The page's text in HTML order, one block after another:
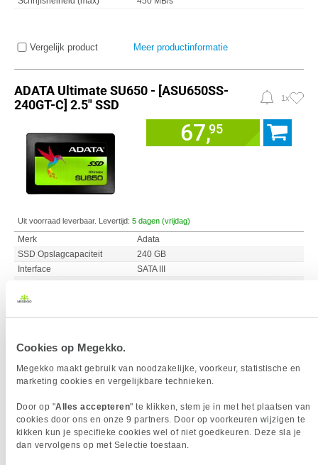
Cookies op Megekko.
Megekko maakt gebruik van noodzakelijke, voorkeur, statistische en
marketing cookies en vergelijkbare technieken.
Door op "Alles accepteren" te klikken, stem je in met het plaatsen van
cookies door ons en onze 9 partners. Door op voorkeuren wijzigen te
kikken kun je specifieke cookies wel of niet goedkeuren. Deze sla je
dan vervolgens op met Selectie toestaan.
Vergelijk product Meer productinformatie
ADATA Ultimate SU650 - [ASU650SS-
240GT-C] 2.5" SSD
1x
67,95
Uit voorraad leverbaar. Levertijd: 5 dagen (vrijdag)
Merk
Adata
SSD Opslagcapaciteit
240 GB
Interface
SATA III
Schrijfsnelheid (max)
Vergelijk product
ADATA Ultimate SU630 480GB 2.5" SSD
114,95